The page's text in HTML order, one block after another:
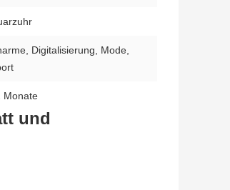
Digitalisierung, Mode,
Monate
und